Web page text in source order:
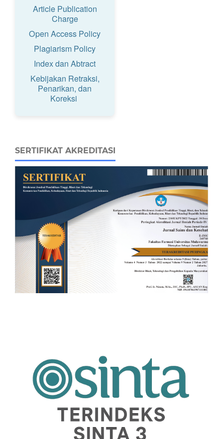
Article Publication
Charge
Open Access Policy
Plagiarism Policy
Index dan Abtract
Kebijakan Retraksi,
Penarikan, dan
Koreksi
SERTIFIKAT AKREDITASI